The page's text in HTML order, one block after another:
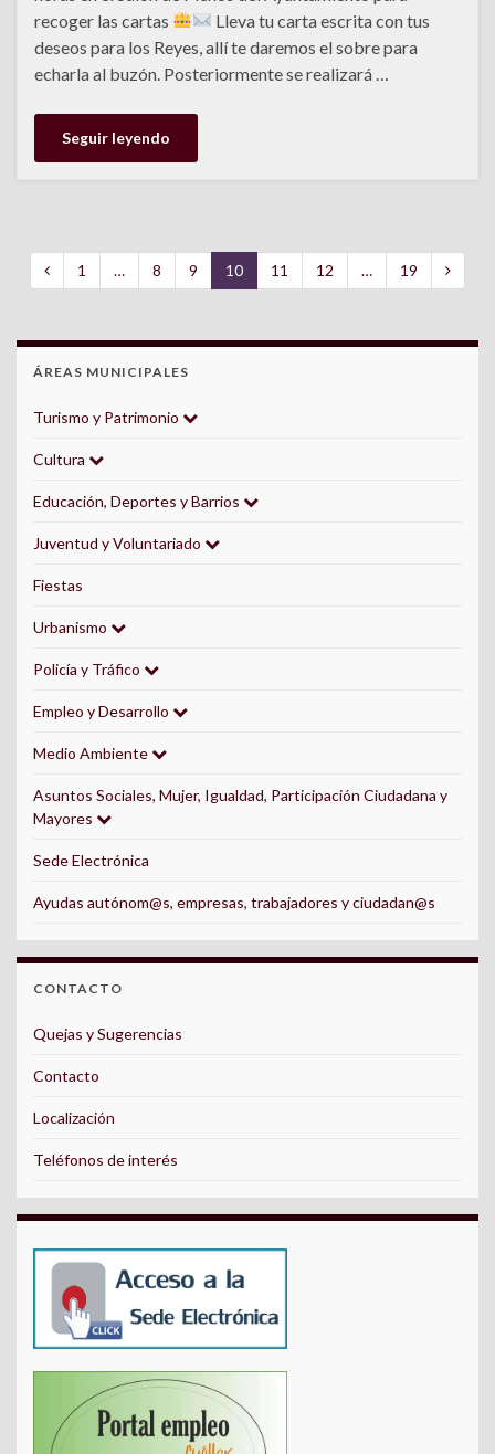
recoger las cartas
Lleva tu carta escrita con tus
deseos para los Reyes, allí te daremos el sobre para
echarla al buzón. Posteriormente se realizará …
Seguir leyendo
1 … 8 9 10 11 12 … 19
ÁREAS MUNICIPALES
Turismo y Patrimonio
Cultura
Educación, Deportes y Barrios
Juventud y Voluntariado
Fiestas
Urbanismo
Policía y Tráfico
Empleo y Desarrollo
Medio Ambiente
Asuntos Sociales, Mujer, Igualdad, Participación Ciudadana y
Mayores
Sede Electrónica
Ayudas autónom@s, empresas, trabajadores y ciudadan@s
CONTACTO
Quejas y Sugerencias
Contacto
Localización
Teléfonos de interés